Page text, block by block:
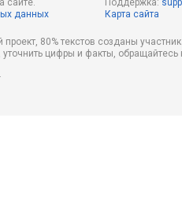
сайте.
данных
Поддержка:
Карта сайта
проект, 80% текстов созданы
уточнить цифры и факты,